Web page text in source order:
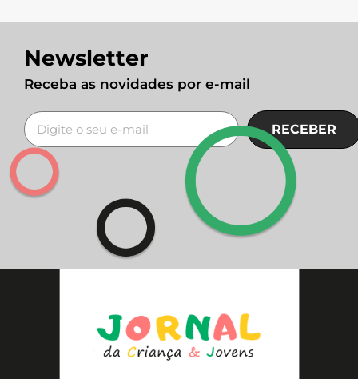
Newsletter
Receba as novidades por e-mail
RECEBER